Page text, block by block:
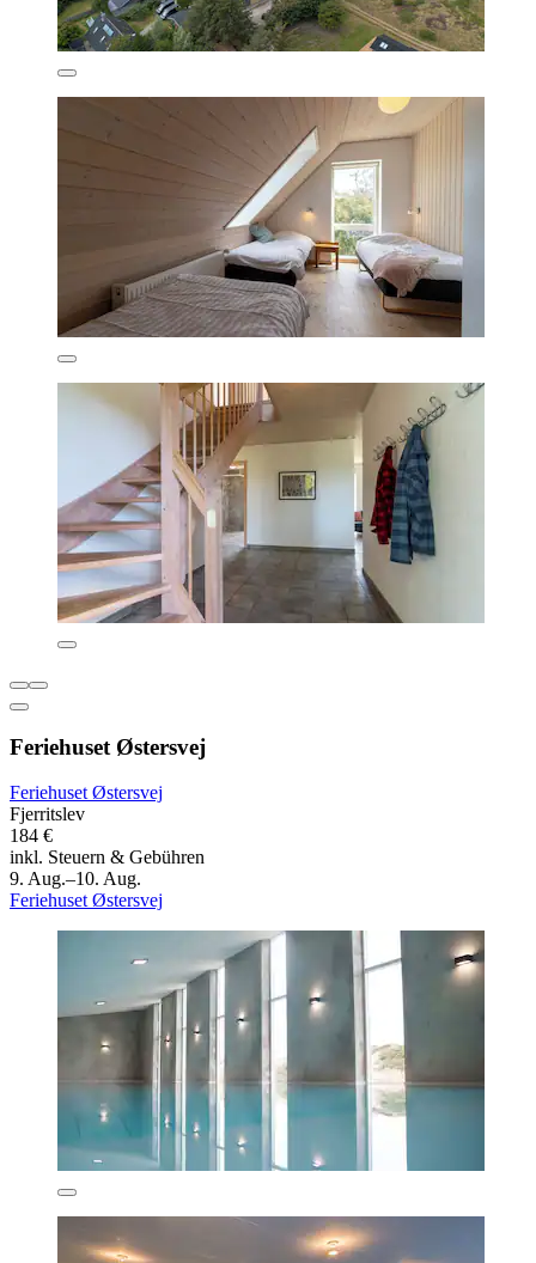
Feriehuset Østersvej
Feriehuset Østersvej
Fjerritslev
184 €
inkl. Steuern & Gebühren
9. Aug.–10. Aug.
Feriehuset Østersvej